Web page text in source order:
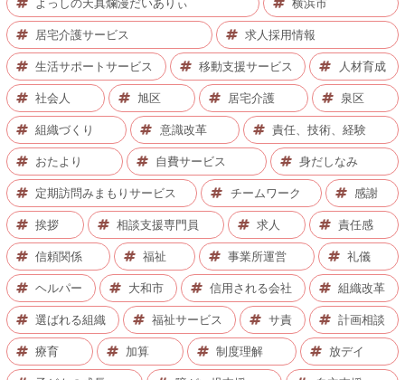
よっしの天真爛漫だいありぃ 横浜市
居宅介護サービス 求人採用情報
生活サポートサービス 移動支援サービス 人材育成
社会人 旭区 居宅介護 泉区
組織づくり 意識改革 責任、技術、経験
おたより 自費サービス 身だしなみ
定期訪問みまもりサービス チームワーク 感謝
挨拶 相談支援専門員 求人 責任感
信頼関係 福祉 事業所運営 礼儀
ヘルパー 大和市 信用される会社 組織改革
選ばれる組織 福祉サービス サ責 計画相談
療育 加算 制度理解 放デイ